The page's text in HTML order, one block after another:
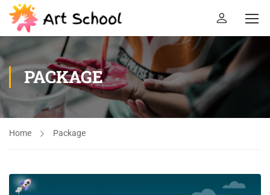
PACKAGE
Home Package